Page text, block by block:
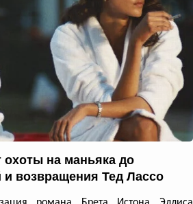
охоты на маньяка до
возвращения Тед Лассо